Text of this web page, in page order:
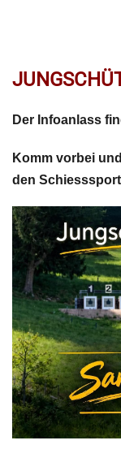
Der Infoanlass
Komm vorbei
den